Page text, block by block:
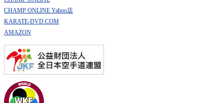
CHAMP ONLINE Yahoo店
KARATE-DVD.COM
AMAZON